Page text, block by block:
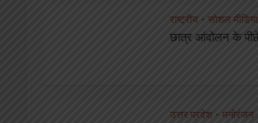
राष्ट्रीय • सोशल
छात्र आंदोलन के
उत्तर प्रदेश • मनोरंजन